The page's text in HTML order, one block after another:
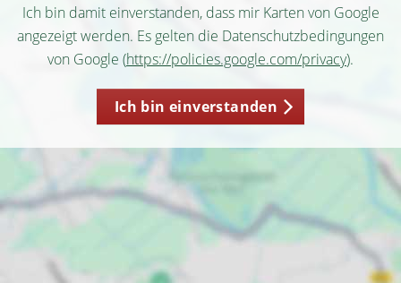
Ich bin damit einverstanden, dass mir Karten von Google
angezeigt werden. Es gelten die Datenschutzbedingungen
von Google (https://policies.google.com/privacy).
Ich bin einverstanden